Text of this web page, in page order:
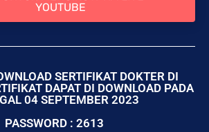
YOUTUBE
SERTIFIKAT DOKTER DI
DAPAT DI DOWNLOAD PADA
04 SEPTEMBER 2023
PASSWORD : 2613